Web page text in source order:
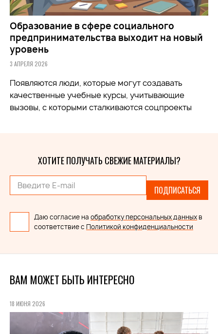
Образование в сфере социального
предпринимательства выходит на новый
уровень
3 АПРЕЛЯ 2026
Появляются люди, которые могут создавать
качественные учебные курсы, учитывающие
вызовы, с которыми сталкиваются соцпроекты
ХОТИТЕ ПОЛУЧАТЬ СВЕЖИЕ МАТЕРИАЛЫ?
ПОДПИСАТЬСЯ
Даю согласие на обработку персональных данных в
соответствие с Политикой конфиденциальности
ВАМ МОЖЕТ БЫТЬ ИНТЕРЕСНО
18 ИЮНЯ 2026